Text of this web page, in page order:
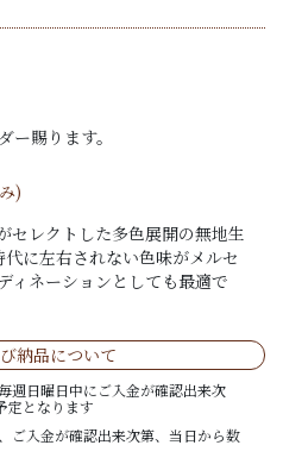
賜ります。
)
セレクトした多色展開の無地生
に左右されない色味がメルセ
ィネーションとしても最適で
納品について
週日曜日中にご入金が確認出来次
定となります
ご入金が確認出来次第、当日から数